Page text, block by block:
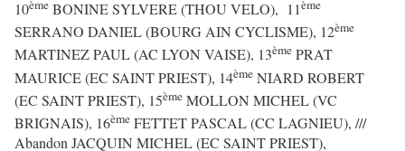
10ème BONINE SYLVERE (THOU VELO), 11ème
SERRANO DANIEL (BOURG AIN CYCLISME), 12ème
MARTINEZ PAUL (AC LYON VAISE), 13ème PRAT
MAURICE (EC SAINT PRIEST), 14ème NIARD ROBERT
(EC SAINT PRIEST), 15ème MOLLON MICHEL (VC
BRIGNAIS), 16ème FETTET PASCAL (CC LAGNIEU), ///
Abandon JACQUIN MICHEL (EC SAINT PRIEST),